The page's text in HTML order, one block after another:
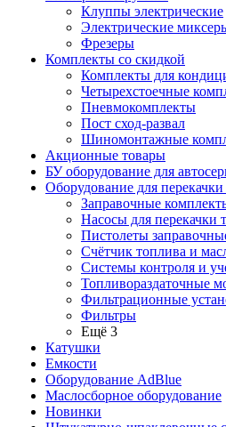
Клуппы электрические
Электрические
Фрезеры
Комплекты со скидкой
Комплекты для
Четырехстоечные
Пневмокомплекты
Пост сход-развал
Шиномонтажные
Акционные товары
БУ оборудование для
Оборудование для
Заправочные
Насосы для перекачки
Пистолеты
Счётчик топлива и
Системы контроля и
Топливораздаточные
Фильтрационные
Фильтры
Ещё 3
Катушки
Емкости
Оборудование AdBlue
Маслосборное оборудование
Новинки